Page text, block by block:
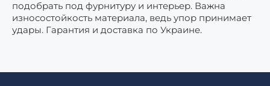
подобрать под фурнитуру и интерьер. Важна
износостойкость материала, ведь упор принимает
удары. Гарантия и доставка по Украине.